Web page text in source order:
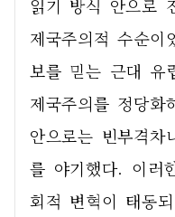
읽기 방식 안으로
제국주의적 수순이
보를 믿는 근대 유
제국주의를 정당화
안으로는 빈부격차
를 야기했다. 이러
회적 변혁이 태동